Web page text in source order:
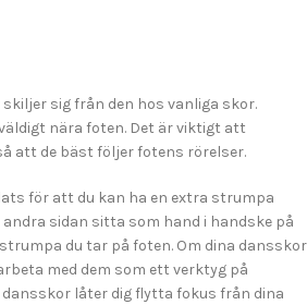
sig från den hos vanliga skor.
nära foten. Det är viktigt att
att de bäst följer fotens rörelser.
för att du kan ha en extra strumpa
sidan sitta som hand i handske på
du tar på foten. Om dina dansskor
med dem som ett verktyg på
låter dig flytta fokus från dina